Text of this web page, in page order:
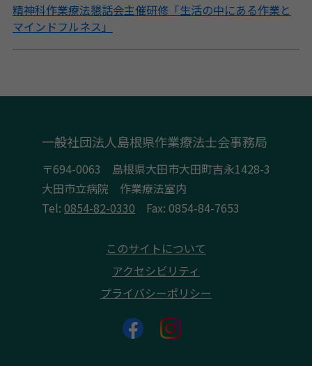
精神科作業療法懇話会主催研修「生活の中にある作業と
マインドフルネス」
一般社団法人島根県作業療法士会事務局
〒694-0063 島根県大田市大田町吉永1428-3
大田市立病院 作業療法室内
Tel: 0854-82-0330 Fax: 0854-84-7653
このサイトについて
アクセシビリティ
プライバシーポリシー